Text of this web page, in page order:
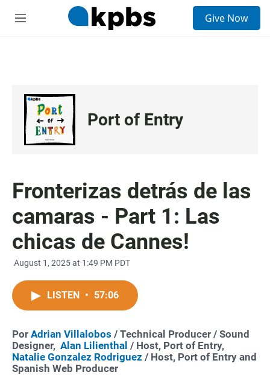
S
Give Now
Port of Entry
Fronterizas detrás de las
camaras - Part 1: Las
chicas de Cannes!
August 1, 2025 at 1:49 PM PDT
LISTEN • 57:06
Por Adrian Villalobos / Technical Producer / Sound
Designer, Alan Lilienthal / Host, Port of Entry,
Natalie Gonzalez Rodriguez / Host, Port of Entry and
Spanish Web Producer